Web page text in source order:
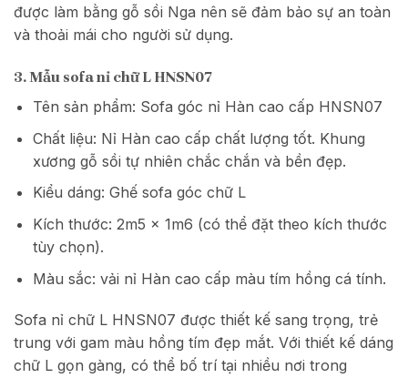
được làm bằng gỗ sồi Nga nên sẽ đảm bảo sự an toàn
và thoải mái cho người sử dụng.
3. Mẫu sofa nỉ chữ L HNSN07
Tên sản phẩm: Sofa góc nỉ Hàn cao cấp HNSN07
Chất liệu: Nỉ Hàn cao cấp chất lượng tốt. Khung
xương gỗ sồi tự nhiên chắc chắn và bền đẹp.
Kiểu dáng: Ghế sofa góc chữ L
Kích thước: 2m5 x 1m6 (có thể đặt theo kích thước
tùy chọn).
Màu sắc: vải nỉ Hàn cao cấp màu tím hồng cá tính.
Sofa nỉ chữ L HNSN07 được thiết kế sang trọng, trẻ
trung với gam màu hồng tím đẹp mắt. Với thiết kế dáng
chữ L gọn gàng, có thể bố trí tại nhiều nơi trong